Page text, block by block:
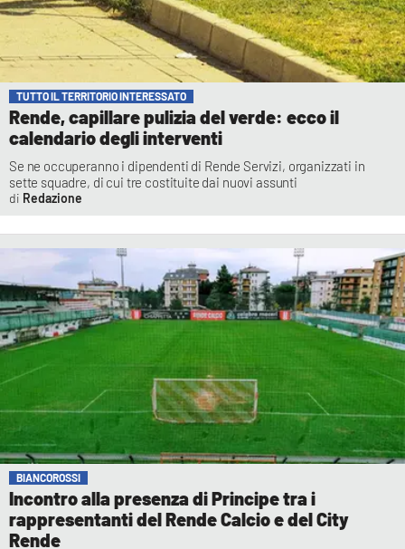
TUTTO IL TERRITORIO INTERESSATO
Rende, capillare pulizia del verde: ecco il
calendario degli interventi
Se ne occuperanno i dipendenti di Rende Servizi, organizzati in
sette squadre, di cui tre costituite dai nuovi assunti
Redazione
BIANCOROSSI
Incontro alla presenza di Principe tra i
rappresentanti del Rende Calcio e del City
Rende